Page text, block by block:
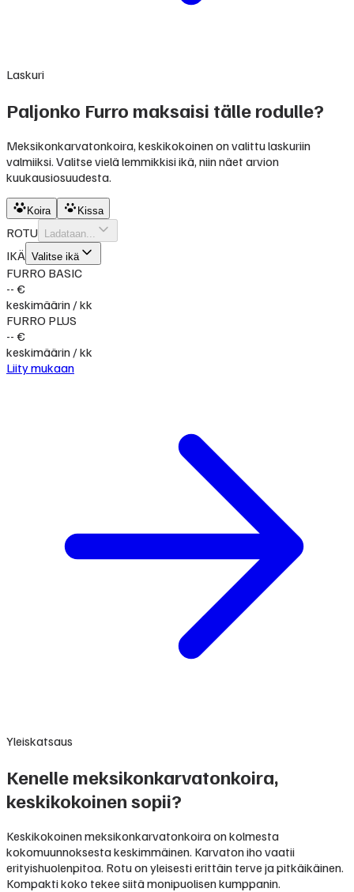
Laskuri
Paljonko Furro maksaisi tälle rodulle?
Meksikonkarvatonkoira, keskikokoinen on valittu laskuriin
valmiiksi. Valitse vielä lemmikkisi ikä, niin näet arvion
kuukausiosuudesta.
Koira Kissa
ROTU Ladataan...
IKÄ Valitse ikä
FURRO BASIC
-- €
keskimäärin / kk
FURRO PLUS
-- €
keskimäärin / kk
Liity mukaan
Yleiskatsaus
Kenelle meksikonkarvatonkoira,
keskikokoinen sopii?
Keskikokoinen meksikonkarvatonkoira on kolmesta
kokomuunnoksesta keskimmäinen. Karvaton iho vaatii
erityishuolenpitoa. Rotu on yleisesti erittäin terve ja pitkäikäinen.
Kompakti koko tekee siitä monipuolisen kumppanin.